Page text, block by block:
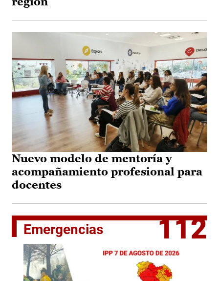
Nuevo modelo de mentoría y
acompañamiento profesional para
docentes
Emergencias 112